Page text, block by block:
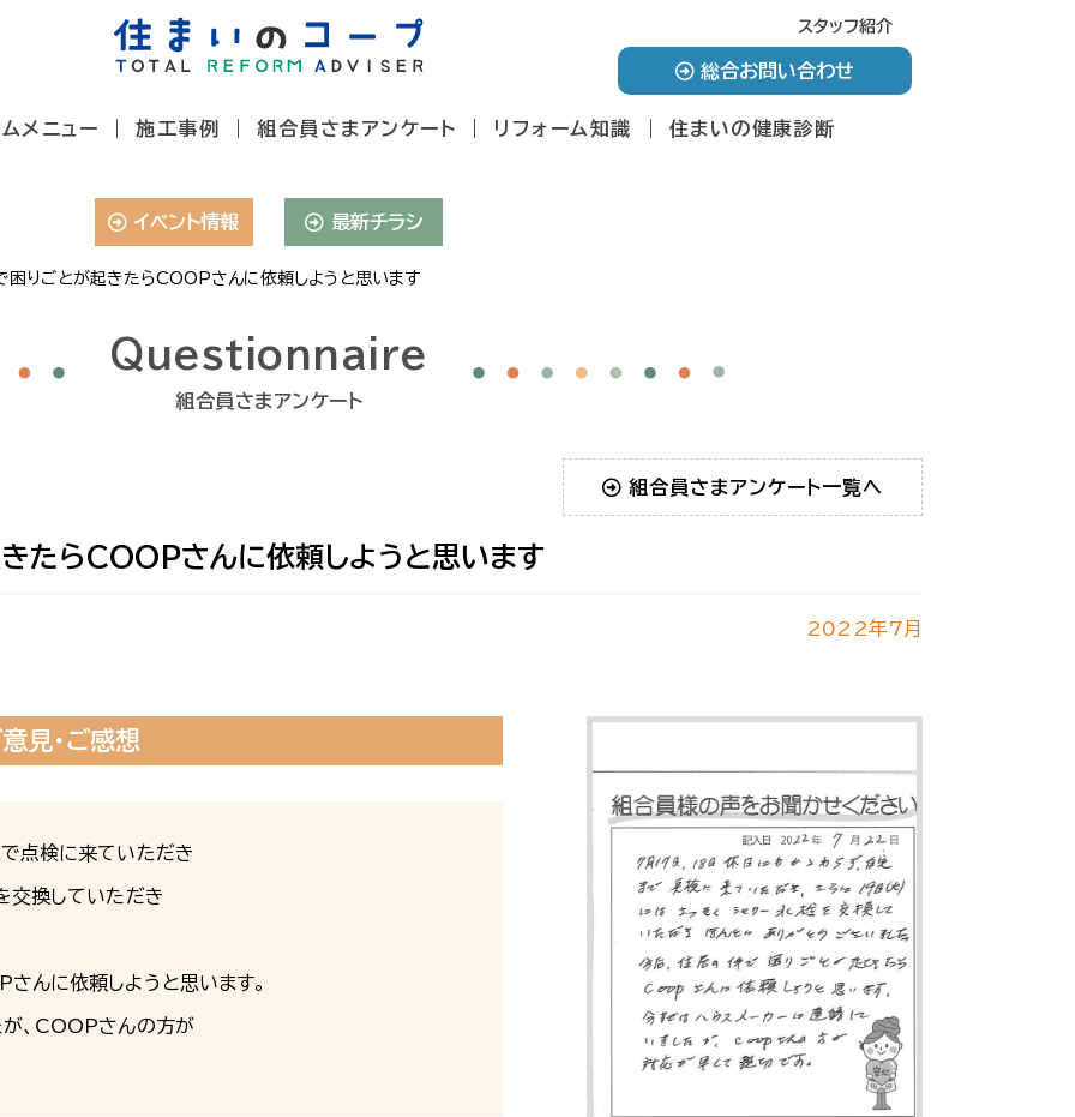
スタッフ紹介
総合お問い合わせ
メニュー 施工事例 組合員さまアンケート リフォーム知識 住まいの健康診断
イベント情報 最新チラシ
困りごとが起きたらCOOPさんに依頼しようと思います
Questionnaire
組合員さまアンケート
組合員さまアンケート一覧へ
たらCOOPさんに依頼しようと思います
2022年7月
見・ご感想
点検に来ていただき
交換していただき
んに依頼しようと思います。
が、COOPさんの方が